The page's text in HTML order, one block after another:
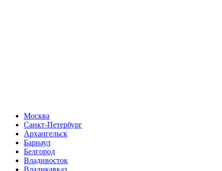
Москва
Санкт-Петербург
Архангельск
Барнаул
Белгород
Владивосток
Владикавказ